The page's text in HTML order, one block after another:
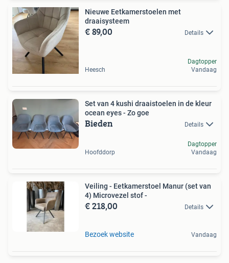
Nieuwe Eetkamerstoelen met
draaisysteem
€ 89,00 Details
Heesch
Dagtopper
Vandaag
Set van 4 kushi draaistoelen in de kleur
ocean eyes - Zo goe
Bieden Details
Hoofddorp
Dagtopper
Vandaag
Veiling - Eetkamerstoel Manur (set van
4) Microvezel stof -
€ 218,00 Details
Bezoek website Vandaag